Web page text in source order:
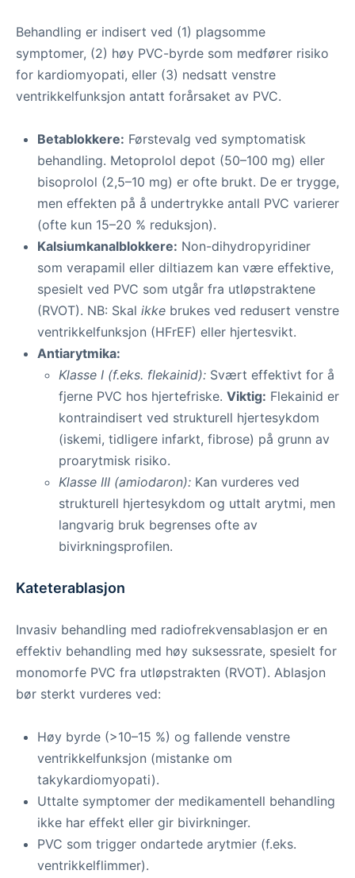
Behandling er indisert ved (1) plagsomme
symptomer, (2) høy PVC-byrde som medfører risiko
for kardiomyopati, eller (3) nedsatt venstre
ventrikkelfunksjon antatt forårsaket av PVC.
Betablokkere: Førstevalg ved symptomatisk
behandling. Metoprolol depot (50–100 mg) eller
bisoprolol (2,5–10 mg) er ofte brukt. De er trygge,
men effekten på å undertrykke antall PVC varierer
(ofte kun 15–20 % reduksjon).
Kalsiumkanalblokkere: Non-dihydropyridiner
som verapamil eller diltiazem kan være effektive,
spesielt ved PVC som utgår fra utløpstraktene
(RVOT). NB: Skal ikke brukes ved redusert venstre
ventrikkelfunksjon (HFrEF) eller hjertesvikt.
Antiarytmika:
Klasse I (f.eks. flekainid): Svært effektivt for å
fjerne PVC hos hjertefriske. Viktig: Flekainid er
kontraindisert ved strukturell hjertesykdom
(iskemi, tidligere infarkt, fibrose) på grunn av
proarytmisk risiko.
Klasse III (amiodaron): Kan vurderes ved
strukturell hjertesykdom og uttalt arytmi, men
langvarig bruk begrenses ofte av
bivirkningsprofilen.
Kateterablasjon
Invasiv behandling med radiofrekvensablasjon er en
effektiv behandling med høy suksessrate, spesielt for
monomorfe PVC fra utløpstrakten (RVOT). Ablasjon
bør sterkt vurderes ved:
Høy byrde (>10–15 %) og fallende venstre
ventrikkelfunksjon (mistanke om
takykardiomyopati).
Uttalte symptomer der medikamentell behandling
ikke har effekt eller gir bivirkninger.
PVC som trigger ondartede arytmier (f.eks.
ventrikkelflimmer).